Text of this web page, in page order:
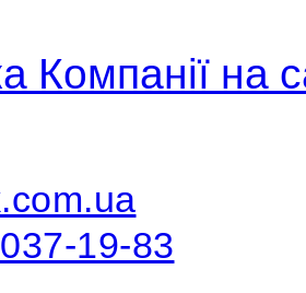
Компанії на
19-83